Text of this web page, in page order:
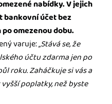
nabídky.V jejich
bankovní účet bez
omezenou dobu.
varuje:„Stává se, že
účtu zdarma jen po
roku. Zaháčkuje si vás a
poplatky, než byste